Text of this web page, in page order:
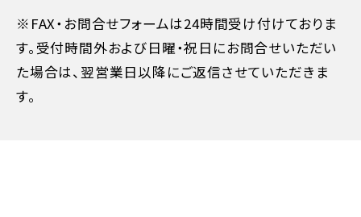
※FAX・お問合せフォームは24時間受け付けておりま
す。受付時間外および日曜・祝日にお問合せいただい
た場合は、翌営業日以降にご返信させていただきま
す。